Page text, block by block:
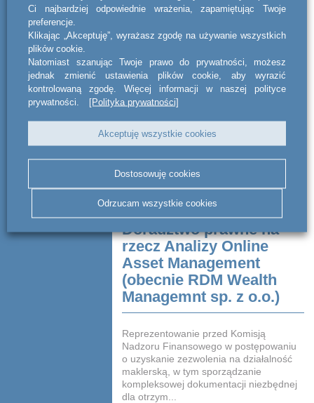
Kancelaria act BSWW legal & tax
Tomasz Księżopolski przy emisji 3 letnich
obligacji o wartości 20 mln złotych.
Środki z emisji zostaną przeznacz...
CZYTAJ DALEJ
Doradztwo prawne na
rzecz Analizy Online
Asset Management
(obecnie RDM Wealth
Managemnt sp. z o.o.)
Reprezentowanie przed Komisją
Nadzoru Finansowego w postępowaniu
o uzyskanie zezwolenia na działalność
maklerską, w tym sporządzanie
kompleksowej dokumentacji niezbędnej
dla otrzym...
Ci najbardziej odpowiednie wrażenia, zapamiętując Twoje
preferencje.
Klikając „Akceptuję”, wyrażasz zgodę na używanie wszystkich
plików cookie.
Natomiast szanując Twoje prawo do prywatności, możesz
jednak zmienić ustawienia plików cookie, aby wyrazić
kontrolowaną zgodę. Więcej informacji w naszej polityce
prywatności.
[Polityka prywatności]
Akceptuję wszystkie cookies
Dostosowuję cookies
Odrzucam wszystkie cookies